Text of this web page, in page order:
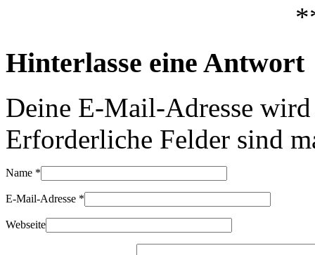
Hinterlasse eine Antwort
Deine E-Mail-Adresse
Erforderliche Felder sind
Name *
E-Mail-Adresse *
Webseite